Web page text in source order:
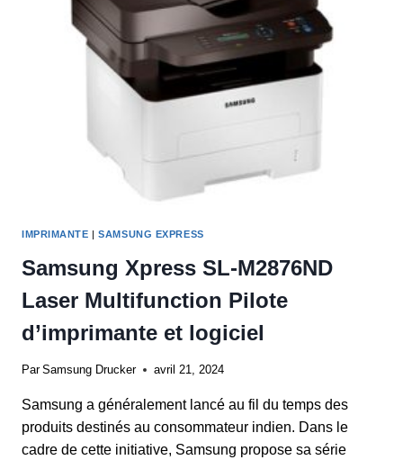
D’IMPRIMANTE
ET
LOGICIEL
IMPRIMANTE |SAMSUNG EXPRESS
Samsung Xpress SL-M2876ND
Laser Multifunction Pilote
d’imprimante et logiciel
Par Samsung Drucker avril 21, 2024
Samsung a généralement lancé au fil du temps des
produits destinés au consommateur indien. Dans le
cadre de cette initiative, Samsung propose sa série